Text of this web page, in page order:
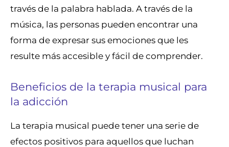
través de la palabra hablada. A través de la
música, las personas pueden encontrar una
forma de expresar sus emociones que les
resulte más accesible y fácil de comprender.
Beneficios de la terapia musical para
la adicción
La terapia musical puede tener una serie de
efectos positivos para aquellos que luchan